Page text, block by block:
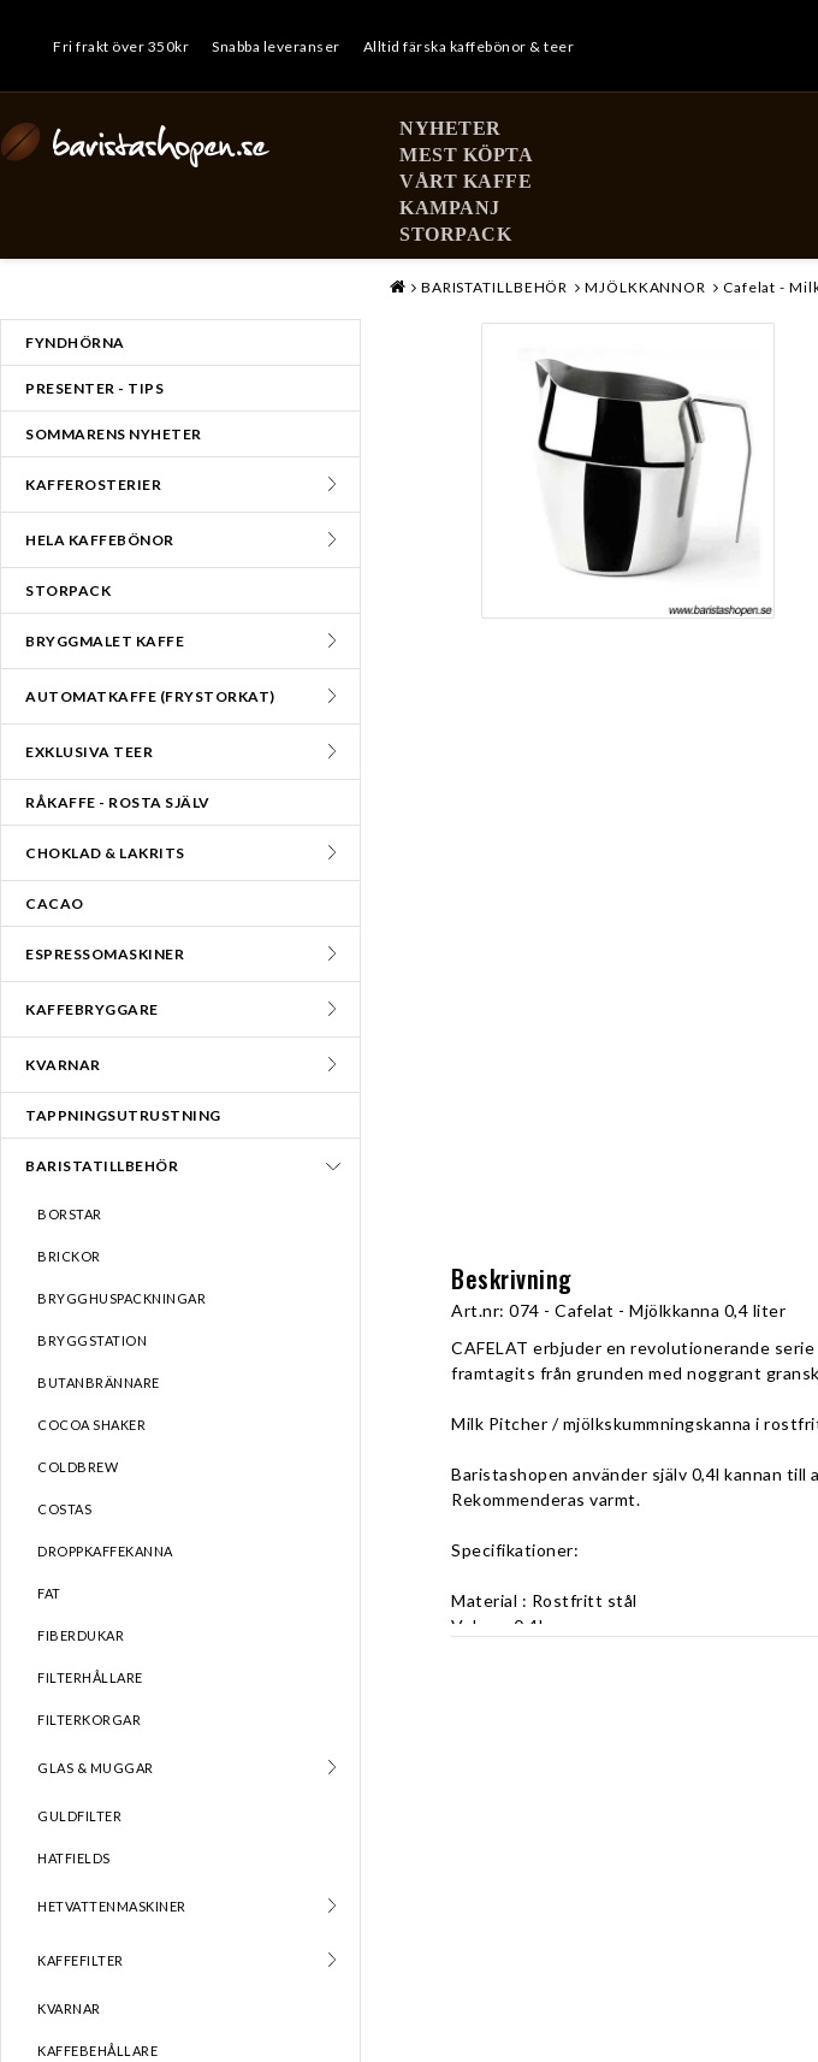
Fri frakt över 350kr Snabba leveranser Alltid färska kaffebönor & teer
NYHETER
MEST KÖPTA
VÅRT KAFFE
KAMPANJ
STORPACK
FYNDHÖRNA
PRESENTER - TIPS
SOMMARENS NYHETER
KAFFEROSTERIER
HELA KAFFEBÖNOR
STORPACK
BRYGGMALET KAFFE
AUTOMATKAFFE (FRYSTORKAT)
EXKLUSIVA TEER
RÅKAFFE - ROSTA SJÄLV
CHOKLAD & LAKRITS
CACAO
ESPRESSOMASKINER
KAFFEBRYGGARE
KVARNAR
TAPPNINGSUTRUSTNING
BARISTATILLBEHÖR
BORSTAR
BRICKOR
BRYGGHUSPACKNINGAR
BRYGGSTATION
BUTANBRÄNNARE
COCOA SHAKER
COLDBREW
COSTAS
DROPPKAFFEKANNA
FAT
FIBERDUKAR
FILTERHÅLLARE
FILTERKORGAR
GLAS & MUGGAR
GULDFILTER
HATFIELDS
HETVATTENMASKINER
KAFFEFILTER
KVARNAR
KAFFEBEHÅLLARE
BARISTATILLBEHÖR MJÖLKKANNOR Cafelat -
Beskrivning
Art.nr: 074 - Cafelat - Mjölkkanna 0,4 liter
CAFELAT erbjuder en revolutionerande
framtagits från grunden med noggrant
Milk Pitcher / mjölkskummningskanna i
Baristashopen använder själv 0,4l kannan
Rekommenderas varmt.
Specifikationer:
Material : Rostfritt stål
Volym : 0,4l